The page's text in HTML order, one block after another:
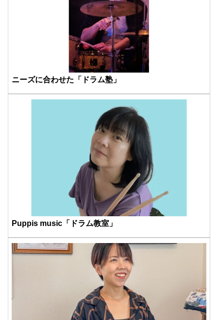
ニーズに合わせた「ドラム塾」
Puppis music「ドラム教室」